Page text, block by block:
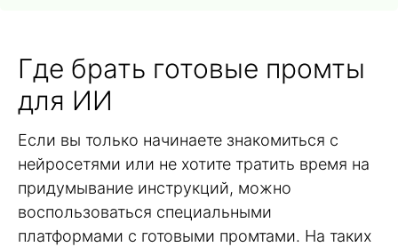
Где брать готовые промты
для ИИ
Если вы только начинаете знакомиться с
нейросетями или не хотите тратить время на
придумывание инструкций, можно
воспользоваться специальными
платформами с готовыми промтами. На таких